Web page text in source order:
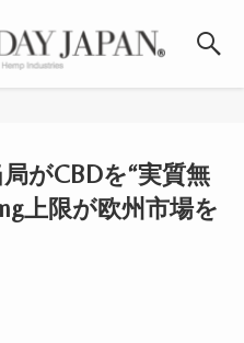
がCBDを“実質無
上限が欧州市場を